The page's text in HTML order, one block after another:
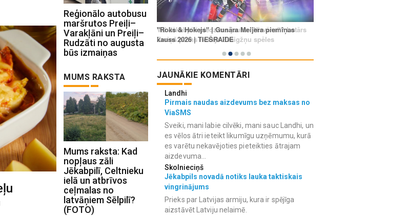
Reģionālo autobusu
maršrutos Preiļi–
Varakļāni un Preiļi–
Rudzāti no augusta
būs izmaiņas
MUMS RAKSTA
Mums raksta: Kad
nopļaus zāli
Jēkabpilī, Celtnieku
ielā un atbrīvos
ceļmalas no
latvāņiem Sēlpilī?
(FOTO)
JAUNĀKIE KOMENTĀRI
Landhi
Pirmais naudas aizdevums bez maksas no
ViaSMS
Sveiki, mani labie cilvēki, mani sauc Landhi, un
es vēlos ātri ieteikt likumīgu uzņēmumu, kurā
es varētu nekavējoties pieteikties ātrajam
aizdevuma...
Skolnieciņš
Jēkabpils novadā notiks lauka taktiskais
vingrinājums
Prieks par Latvijas armiju, kura ir spējīga
aizstāvēt Latviju nelaimē.